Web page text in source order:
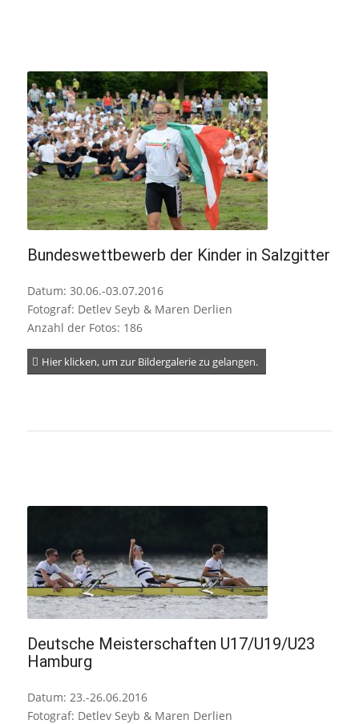
Bundeswettbewerb der Kinder in Salzgitter
Datum: 30.06.-03.07.2016
Fotograf: Detlev Seyb & Maren Derlien
Anzahl der Fotos: 186
Hier klicken, um zur Bildergalerie zu gelangen.
Deutsche Meisterschaften U17/U19/U23
Hamburg
Datum: 23.-26.06.2016
Fotograf: Detlev Seyb & Maren Derlien